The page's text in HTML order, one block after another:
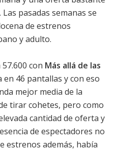
pasadas semanas se
de estrenos
y adulto.
con Más allá de las
en 46 pantallas y con eso
mejor media de la
tirar cohetes, pero como
cantidad de oferta y
de espectadores no
estrenos además, había